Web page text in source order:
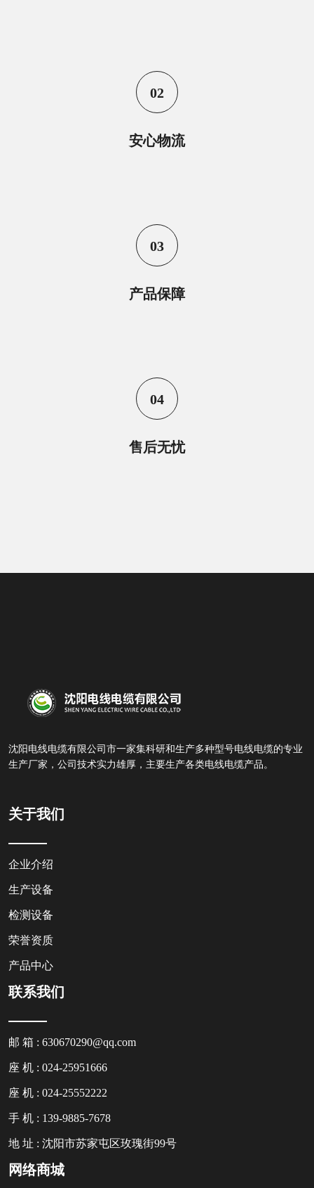
02
安心物流
03
产品保障
04
售后无忧
沈阳电线电缆有限公司市一家集科研和生产多种型号电线电缆的专业
生产厂家，公司技术实力雄厚，主要生产各类电线电缆产品。
关于我们
企业介绍
生产设备
检测设备
荣誉资质
产品中心
联系我们
邮 箱 : 630670290@qq.com
座 机 : 024-25951666
座 机 : 024-25552222
手 机 : 139-9885-7678
地 址 : 沈阳市苏家屯区玫瑰街99号
网络商城